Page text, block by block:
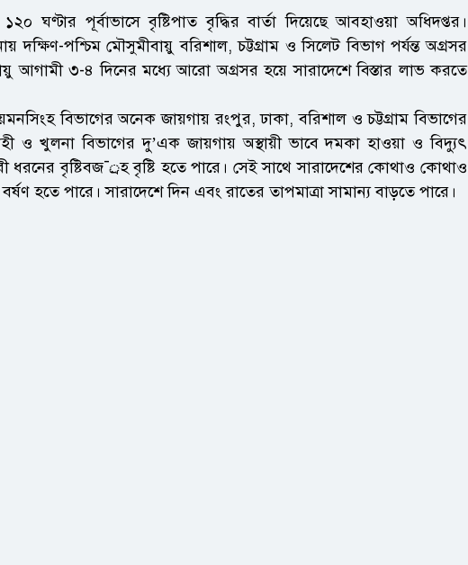
ঘণ্টার পূর্বাভাসে বৃষ্টিপাত বৃদ্ধির বার্তা দিয়েছে আবহাওয়া অধিদপ্তর।
দক্ষিণ-পশ্চিম মৌসুমীবায়ু বরিশাল, চট্টগ্রাম ও সিলেট বিভাগ পর্যন্ত অগ্রসর
আগামী ৩-৪ দিনের মধ্যে আরো অগ্রসর হয়ে সারাদেশে বিস্তার লাভ করতে
বিভাগের অনেক জায়গায় রংপুর, ঢাকা, বরিশাল ও চট্টগ্রাম বিভাগের
ও খুলনা বিভাগের দু’এক জায়গায় অস্থায়ী ভাবে দমকা হাওয়া ও বিদ্যুৎ
ধরনের বৃষ্টিবজ¯্রহ বৃষ্টি হতে পারে। সেই সাথে সারাদেশের কোথাও কোথাও
হতে পারে। সারাদেশে দিন এবং রাতের তাপমাত্রা সামান্য বাড়তে পারে।